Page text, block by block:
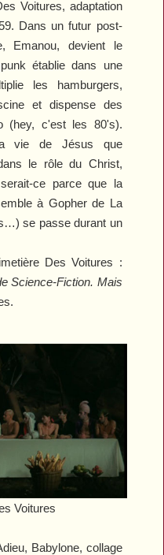
Voitures, adaptation
Dans un futur post-
Emanou, devient le
établie dans une
les hamburgers,
et dispense des
(hey, c'est les 80's).
vie de Jésus que
le rôle du Christ,
ce parce que la
à Gopher de La
se passe durant un
Des Voitures :
Science-Fiction. Mais
Voitures
Babylone, collage